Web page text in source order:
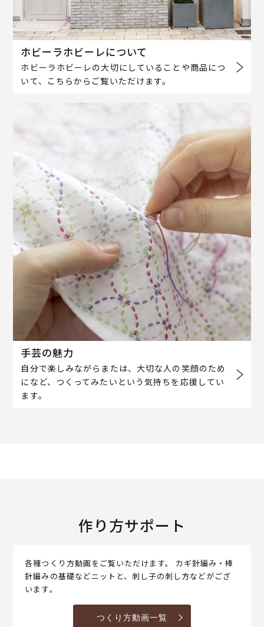
ホビーラホビーレについて
ホビーラホビーレの大切にしていることや商品につ
いて、こちらからご覧いただけます。
手芸の魅力
自分で楽しみながらまたは、大切な人の笑顔のため
になど、つくってみたいという気持ちを応援してい
ます。
作り方サポート
各種つくり方動画をご覧いただけます。 カギ針編み・棒
針編みの基礎などニットと、刺し子の刺し方などがござ
います。
つくり方動画一覧